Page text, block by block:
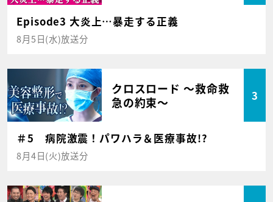
Episode3 大炎上…暴走する正義
8月5日(水)放送分
クロスロード ～救命救
急の約束～
3
＃5 病院激震！パワハラ＆医療事故!?
8月4日(火)放送分